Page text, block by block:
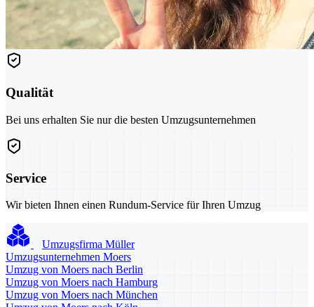
Qualität
Bei uns erhalten Sie nur die besten Umzugsunternehmen
Service
Wir bieten Ihnen einen Rundum-Service für Ihren Umzug
Umzugsfirma Müller
Umzugsunternehmen Moers
Umzug von Moers nach Berlin
Umzug von Moers nach Hamburg
Umzug von Moers nach München